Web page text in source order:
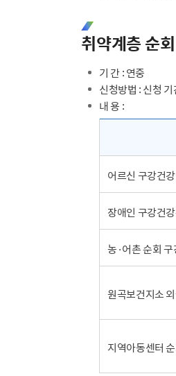
취약계층 순
기 간 : 연중
신청방법 : 신청
내 용 :
어르신 구강건
장애인 구강건
농·어촌 순회
원곡보건지소
지역아동센터